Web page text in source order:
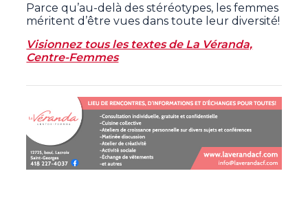
Parce qu’au-delà des stéréotypes, les femmes
méritent d’être vues dans toute leur diversité!
Visionnez tous les textes de La Véranda,
Centre-Femmes